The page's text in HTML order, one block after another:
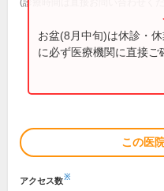
(診療時間は直接お問い合わせくだ
お盆(8月中旬)は休診・
に必ず医療機関に直接ご
この医
アクセス数※